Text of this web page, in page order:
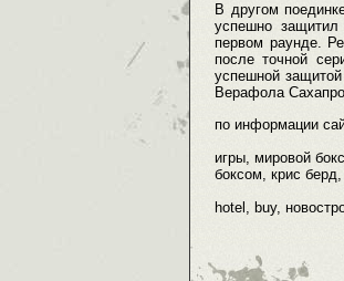
В другом
успешно
первом раунде.
после точной
успешной
Верафола
по информации
игры, мировой
боксом, крис
hotel, buy,